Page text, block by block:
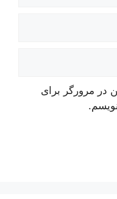
در مرورگر برای